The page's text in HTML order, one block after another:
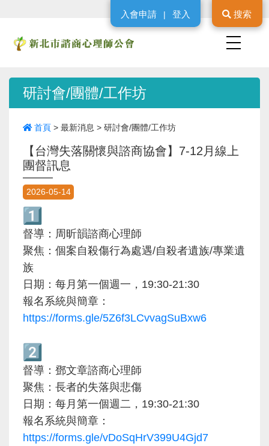
入會申請 登入 搜索
研討會/團體/工作坊
首頁 > 最新消息 > 研討會/團體/工作坊
【台灣失落關懷與諮商協會】7-12月線上
團督訊息
2026-05-14
督導：周昕韻諮商心理師
聚焦：個案自殺傷行為處遇/自殺者遺族/專業遺
族
日期：每月第一個週一，19:30-21:30
報名系統與簡章：
https://forms.gle/5Z6f3LCvvagSuBxw6
督導：鄧文章諮商心理師
聚焦：長者的失落與悲傷
日期：每月第一個週二， 19:30-21:30
報名系統與簡章：
https://forms.gle/vDoSqHrV399U4Gjd7